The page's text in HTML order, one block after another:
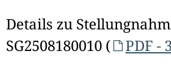
Details zu
SG2508180010 (
PDF -